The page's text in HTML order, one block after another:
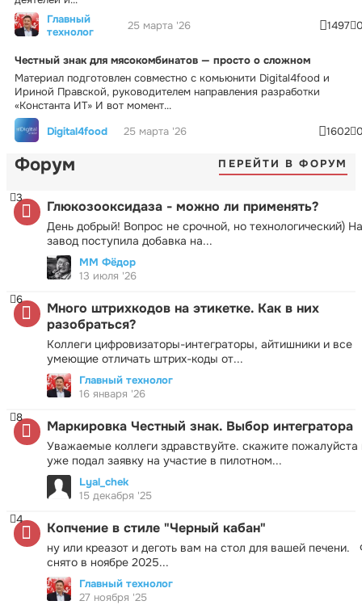
Главный
технолог
25 марта '26 1497
Честный знак для мясокомбинатов — просто о сложном
Материал подготовлен совместно с комьюнити Digital4food и
Ириной Правской, руководителем направления разработки
«Константа ИТ» И вот момент...
Digital4food
25 марта '26 1602
Форум ПЕРЕЙТИ В ФОРУМ
Глюкозооксидаза - можно ли применять?
День добрый! Вопрос не срочной, но технологический) На
завод поступила добавка на...
3
ММ Фёдор
13 июля '26
Много штрихкодов на этикетке. Как в них
разобраться?
Коллеги цифровизаторы-интеграторы, айтишники и все
умеющие отличать штрих-коды от...
6
Главный технолог
16 января '26
Маркировка Честный знак. Выбор интегратора
Уважаемые коллеги здравствуйте. скажите пожалуйста
уже подал заявку на участие в пилотном...
8
Lyal_chek
15 декабря '25
Копчение в стиле "Черный кабан"
ну или креазот и деготь вам на стол для вашей печени.
снято в ноябре 2025...
4
Главный технолог
27 ноября '25